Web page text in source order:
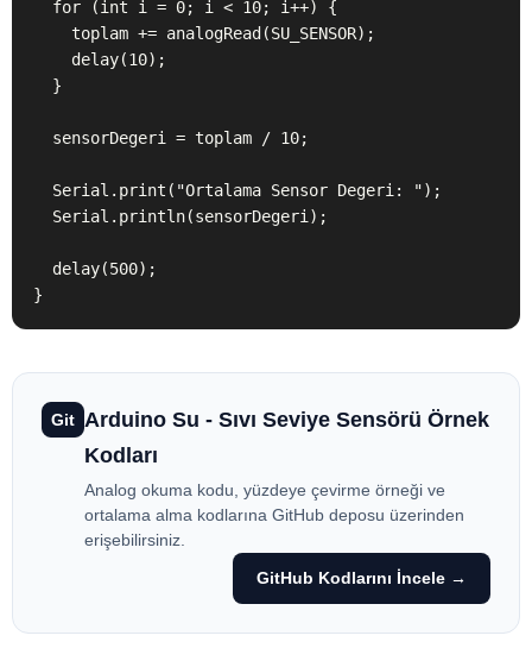
}
Git Arduino Su - Sıvı Seviye Sensörü Örnek
Kodları
Analog okuma kodu, yüzdeye çevirme örneği ve
ortalama alma kodlarına GitHub deposu üzerinden
erişebilirsiniz.
GitHub Kodlarını İncele →